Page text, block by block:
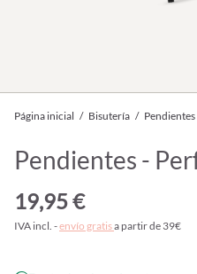
Página inicial / Bisutería / Pendientes
Pendientes -
19,95 €
IVA incl. -envío gratisa partir de 39€